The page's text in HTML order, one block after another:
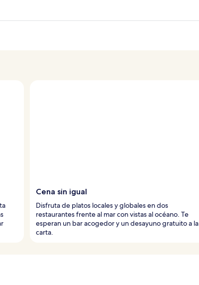
Cena sin igual
Disfruta de platos locales y globales en dos
restaurantes frente al mar con vistas al océano. Te
esperan un bar acogedor y un desayuno gratuito a la
carta.